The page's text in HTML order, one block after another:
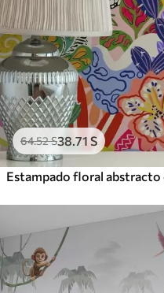
64.52S38.71 S